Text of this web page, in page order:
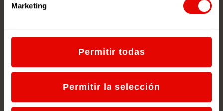
Marketing
Permitir todas
Permitir la selección
Recibe propuestas didácticas, noticias
para la ciudadanía global directamente
Lanzamos la nueva redec.org
La importancia de la cultura de Paz